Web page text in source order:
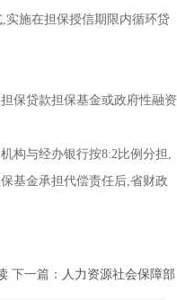
实施在担保授信期限内循环贷
保贷款担保基金或政府性融资
构与经办银行按8:2比例分担,
基金承担代偿责任后,省财政
下一篇： 人力资源社会保障部